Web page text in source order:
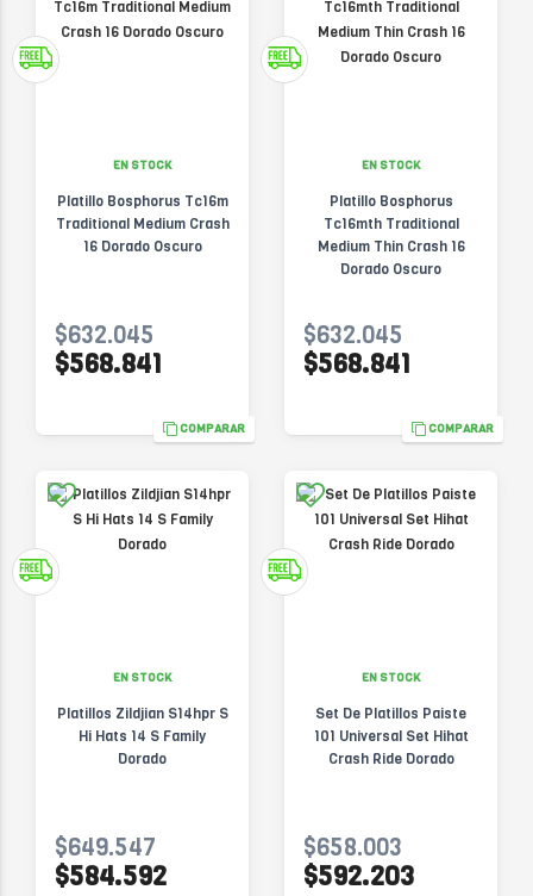
EN STOCK
Platillo Bosphorus Tc16m
Traditional Medium Crash
16 Dorado Oscuro
$632.045
$568.841
COMPARAR
EN STOCK
Platillo Bosphorus
Tc16mth Traditional
Medium Thin Crash 16
Dorado Oscuro
$632.045
$568.841
COMPARAR
EN STOCK
Platillos Zildjian S14hpr S
Hi Hats 14 S Family
Dorado
$649.547
$584.592
EN STOCK
Set De Platillos Paiste
101 Universal Set Hihat
Crash Ride Dorado
$658.003
$592.203